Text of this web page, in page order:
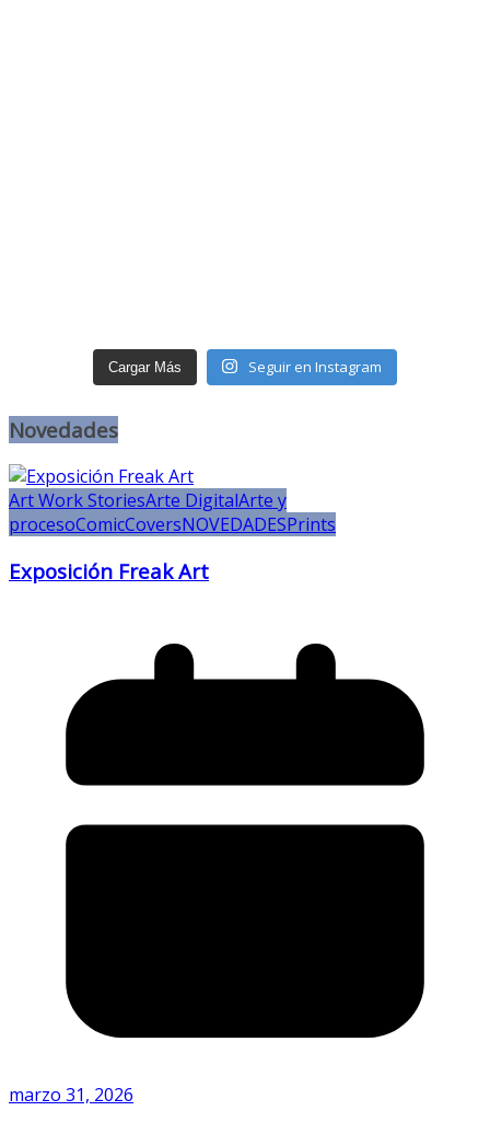
Cargar Más Seguir en Instagram
Novedades
Art Work StoriesArte DigitalArte y
procesoComicCoversNOVEDADESPrints
Exposición Freak Art
marzo 31, 2026